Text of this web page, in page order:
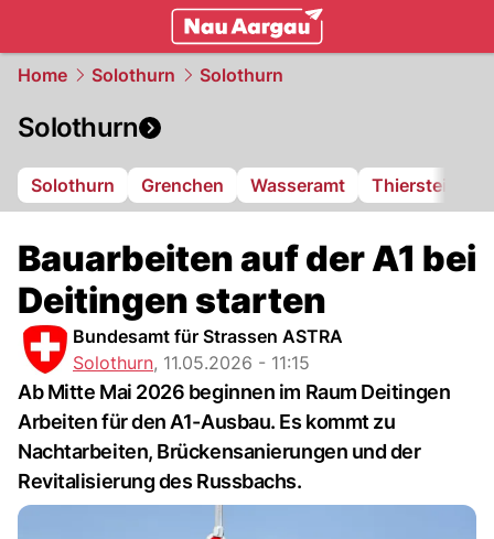
Home Solothurn Solothurn
Solothurn
Solothurn Grenchen Wasseramt Thierstein
Bauarbeiten auf der A1 bei
Deitingen starten
Bundesamt für Strassen ASTRA
Solothurn, 11.05.2026 - 11:15
Ab Mitte Mai 2026 beginnen im Raum Deitingen
Arbeiten für den A1-Ausbau. Es kommt zu
Nachtarbeiten, Brückensanierungen und der
Revitalisierung des Russbachs.